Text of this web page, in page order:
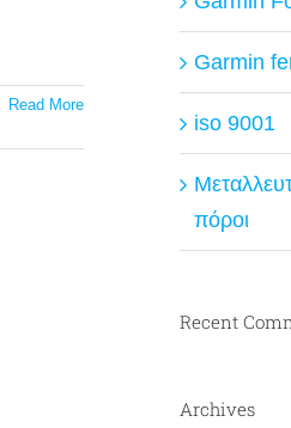
Read More
Garmin
iso 9001
πόροι
Recent
Archives